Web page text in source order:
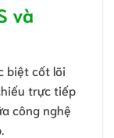
và
biệt cốt lõi
trực tiếp
công nghệ